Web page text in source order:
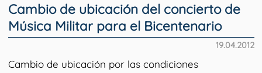
Cambio de ubicación del concierto de
Música Militar para el Bicentenario
19.04.2012
Cambio de ubicación por las condiciones